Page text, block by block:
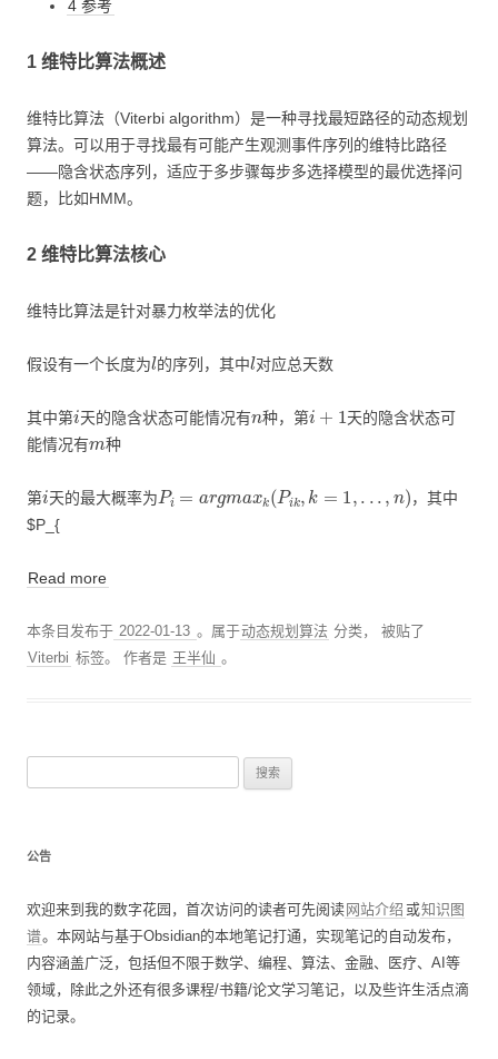
4 参考
1 维特比算法概述
维特比算法（Viterbi algorithm）是一种寻找最短路径的动态规划
算法。可以用于寻找最有可能产生观测事件序列的维特比路径
——隐含状态序列，适应于多步骤每步多选择模型的最优选择问
题，比如HMM。
2 维特比算法核心
维特比算法是针对暴力枚举法的优化
假设有一个长度为l的序列，其中l对应总天数
其中第i天的隐含状态可能情况有n 种，第i+ 1
天的隐含状态可
能情况有
种
第i天的最大概率为 Pi Pik, = ..
，其中
$P_{
Read more
本条目发布于 2022-01-13 。属于动态规划算法 分类， 被贴了
Viterbi 标签。 作者是 王半仙 。
公告
欢迎来到我的数字花园，首次访问的读者可先阅读 网站介绍 或知识图
谱。本网站与基于Obsidian的本地笔记打通，实现笔记的自动发布，
内容涵盖广泛，包括但不限于数学、编程、算法、金融、医疗、AI等
领域，除此之外还有很多课程/书籍/论文学习笔记，以及些许生活点滴
的记录。